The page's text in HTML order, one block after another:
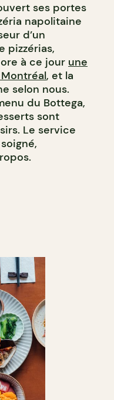
ses portes
napolitaine
d’un
pizzérias,
à ce jour une
, et la
selon nous.
du Bottega,
sont
Le service